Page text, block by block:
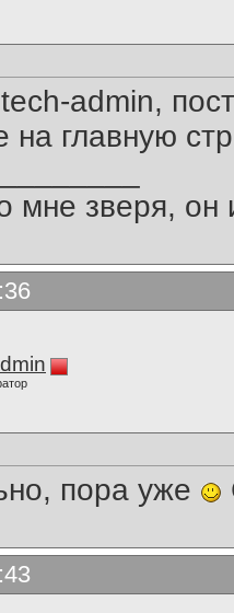
admin,
главную
мне зверя, он
пора уже